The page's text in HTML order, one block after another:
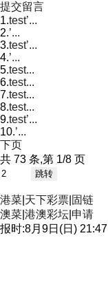
提交留言
1.test’...
2.’...
3.test’...
4.’...
5.test...
6.test...
7.test...
8.test...
9.test’...
10.’...
下页
共 73 条,第 1/8 页
港菜 天下彩票 固链
澳菜 港澳彩坛 申请
报时:8月9日(日) 21:47